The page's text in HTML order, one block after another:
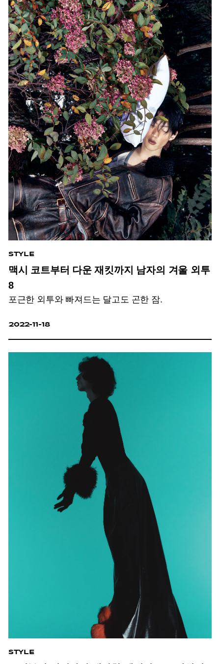
STYLE
맥시 코트부터 다운 재킷까지 남자의 겨울 외투
8
포근한 외투와 빠져드는 달고도 곤한 잠.
2022-11-18
STYLE